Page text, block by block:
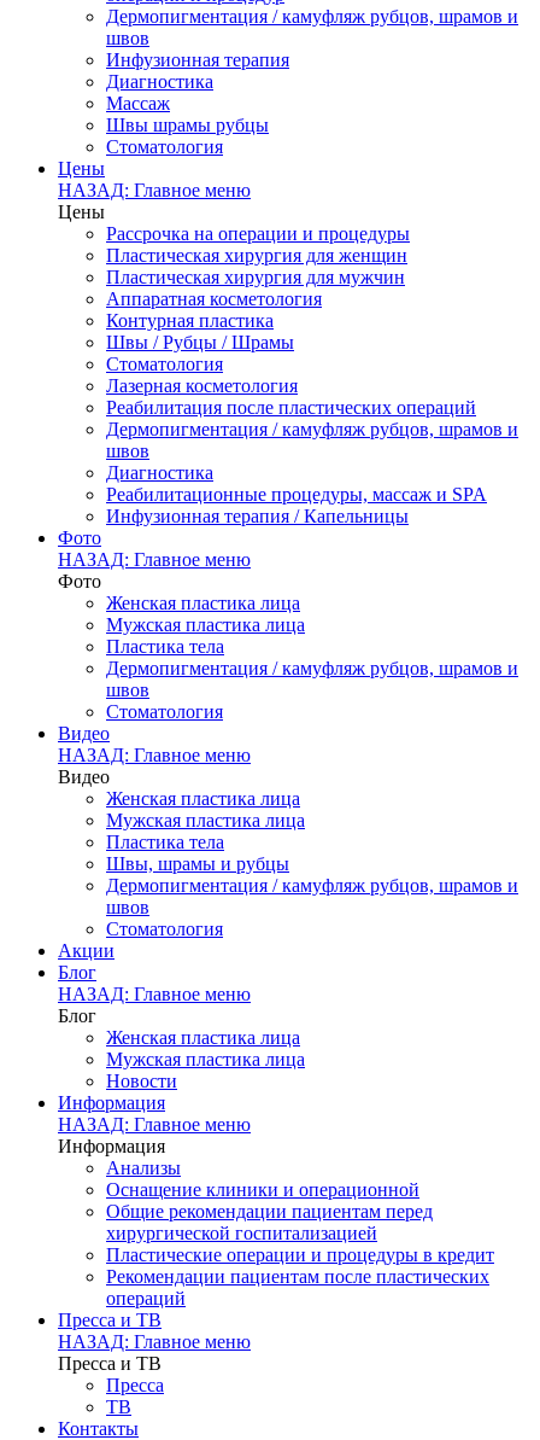
Дермопигментация / камуфляж рубцов, шрамов и
швов
Инфузионная терапия
Диагностика
Массаж
Швы шрамы рубцы
Стоматология
Цены
НАЗАД: Главное меню
Цены
Рассрочка на операции и процедуры
Пластическая хирургия для женщин
Пластическая хирургия для мужчин
Аппаратная косметология
Контурная пластика
Швы / Рубцы / Шрамы
Стоматология
Лазерная косметология
Реабилитация после пластических операций
Дермопигментация / камуфляж рубцов, шрамов и
швов
Диагностика
Реабилитационные процедуры, массаж и SPA
Инфузионная терапия / Капельницы
Фото
НАЗАД: Главное меню
Фото
Женская пластика лица
Мужская пластика лица
Пластика тела
Дермопигментация / камуфляж рубцов, шрамов и
швов
Стоматология
Видео
НАЗАД: Главное меню
Видео
Женская пластика лица
Мужская пластика лица
Пластика тела
Швы, шрамы и рубцы
Дермопигментация / камуфляж рубцов, шрамов и
швов
Стоматология
Акции
Блог
НАЗАД: Главное меню
Блог
Женская пластика лица
Мужская пластика лица
Новости
Информация
НАЗАД: Главное меню
Информация
Анализы
Оснащение клиники и операционной
Общие рекомендации пациентам перед
хирургической госпитализацией
Пластические операции и процедуры в кредит
Рекомендации пациентам после пластических
операций
Пресса и ТВ
НАЗАД: Главное меню
Пресса и ТВ
Пресса
ТВ
Контакты